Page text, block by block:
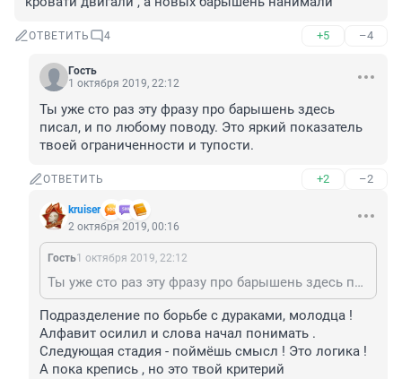
ОТВЕТИТЬ 4 +5 –4
Гость
1 октября 2019, 22:12
Ты уже сто раз эту фразу про барышень здесь
писал, и по любому поводу. Это яркий показатель
твоей ограниченности и тупости.
ОТВЕТИТЬ +2 –2
kruiser
2 октября 2019, 00:16
Гость1 октября 2019, 22:12
Ты уже сто раз эту фразу про барышень здесь писал, и по любому поводу. Это яркий показатель твоей ограниченности и тупости.
Подразделение по борьбе с дураками, молодца !
Алфавит осилил и слова начал понимать .
Следующая стадия - поймёшь смысл ! Это логика !
А пока крепись , но это твой критерий